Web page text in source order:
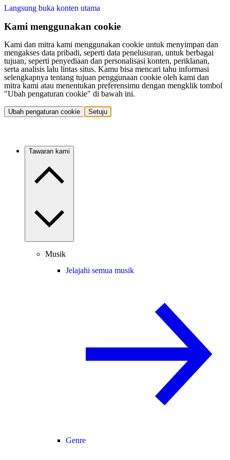
Langsung buka konten utama
Kami menggunakan cookie
Kami dan mitra kami menggunakan cookie untuk menyimpan dan
mengakses data pribadi, seperti data penelusuran, untuk berbagai
tujuan, seperti penyediaan dan personalisasi konten, periklanan,
serta analisis lalu lintas situs. Kamu bisa mencari tahu informasi
selengkapnya tentang tujuan penggunaan cookie oleh kami dan
mitra kami atau menentukan preferensimu dengan mengklik tombol
"Ubah pengaturan cookie" di bawah ini.
Ubah pengaturan cookie Setuju
Tawaran kami
Musik
Jelajahi semua musik
Genre